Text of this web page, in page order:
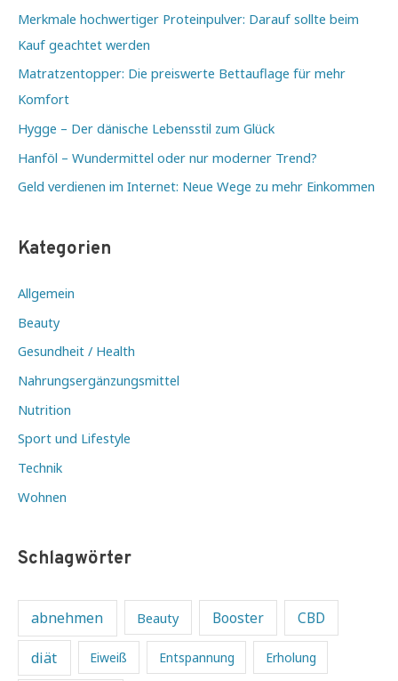
klassische
„Erkältungs-
Special“
Merkmale hochwertiger Proteinpulver: Darauf sollte beim
Kauf geachtet werden
Matratzentopper: Die preiswerte Bettauflage für mehr
Komfort
Hygge – Der dänische Lebensstil zum Glück
Hanföl – Wundermittel oder nur moderner Trend?
Geld verdienen im Internet: Neue Wege zu mehr Einkommen
Kategorien
Allgemein
Beauty
Gesundheit / Health
Nahrungsergänzungsmittel
Nutrition
Sport und Lifestyle
Technik
Wohnen
Schlagwörter
abnehmen Beauty Booster CBD
diät Eiweiß Entspannung Erholung